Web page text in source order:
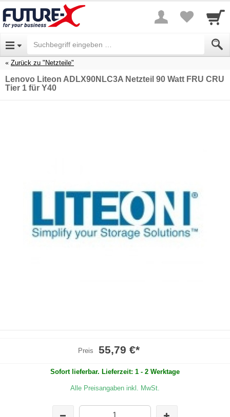
Zurück zu "Netzteile"
Lenovo Liteon ADLX90NLC3A Netzteil 90 Watt FRU CRU
Tier 1 für Y40
Preis 55,79 €*
Sofort lieferbar. Lieferzeit: 1 - 2 Werktage
Alle Preisangaben inkl. MwSt.